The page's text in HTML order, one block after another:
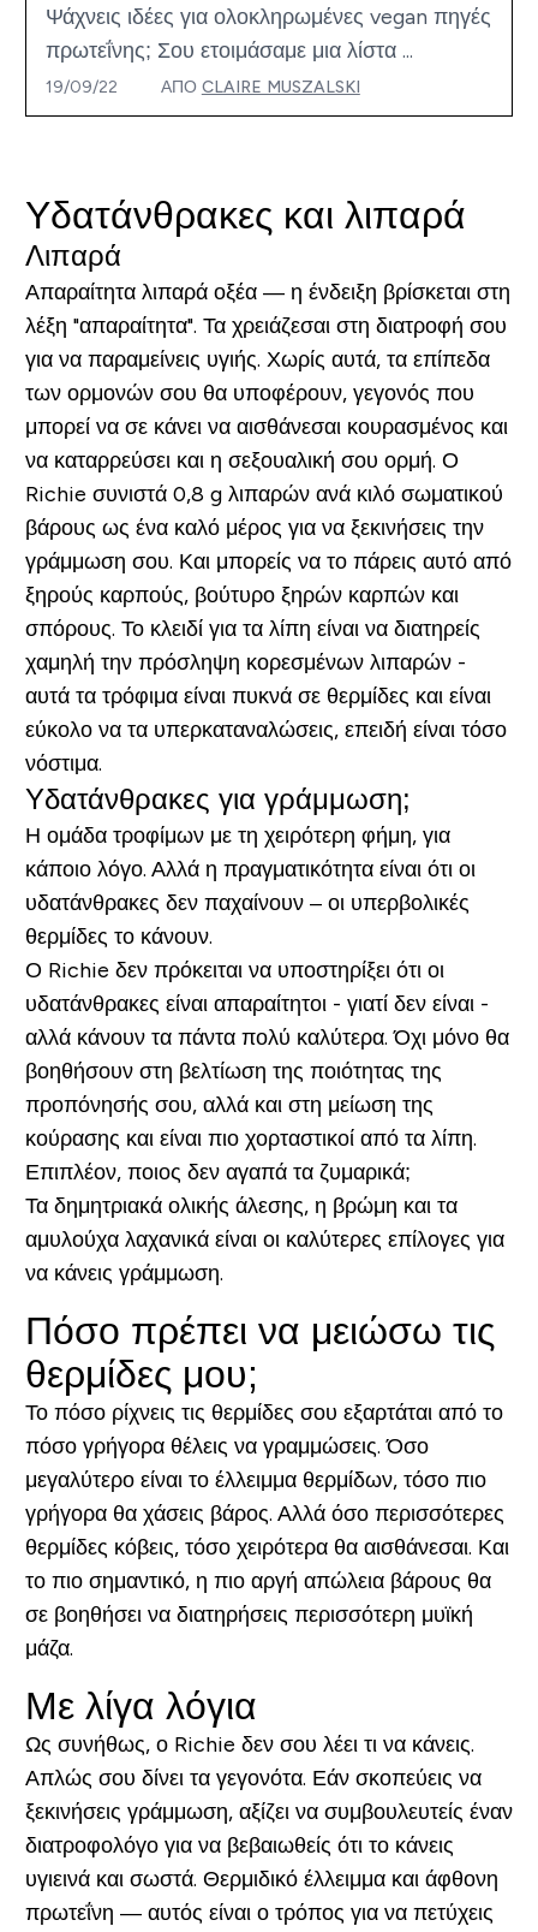
Ψάχνεις ιδέες για ολοκληρωμένες vegan πηγές
πρωτεΐνης; Σου ετοιμάσαμε μια λίστα ...
19/09/22 ΑΠΌ CLAIRE MUSZALSKI
Υδατάνθρακες και λιπαρά
Λιπαρά
Απαραίτητα λιπαρά οξέα — η ένδειξη βρίσκεται στη
λέξη "απαραίτητα". Τα χρειάζεσαι στη διατροφή σου
για να παραμείνεις υγιής. Χωρίς αυτά, τα επίπεδα
των ορμονών σου θα υποφέρουν, γεγονός που
μπορεί να σε κάνει να αισθάνεσαι κουρασμένος και
να καταρρεύσει και η σεξουαλική σου ορμή. Ο
Richie συνιστά 0,8 g λιπαρών ανά κιλό σωματικού
βάρους ως ένα καλό μέρος για να ξεκινήσεις την
γράμμωση σου. Και μπορείς να το πάρεις αυτό από
ξηρούς καρπούς, βούτυρο ξηρών καρπών και
σπόρους. Το κλειδί για τα λίπη είναι να διατηρείς
χαμηλή την πρόσληψη κορεσμένων λιπαρών -
αυτά τα τρόφιμα είναι πυκνά σε θερμίδες και είναι
εύκολο να τα υπερκαταναλώσεις, επειδή είναι τόσο
νόστιμα.
Υδατάνθρακες για γράμμωση;
Η ομάδα τροφίμων με τη χειρότερη φήμη, για
κάποιο λόγο. Αλλά η πραγματικότητα είναι ότι οι
υδατάνθρακες δεν παχαίνουν – οι υπερβολικές
θερμίδες το κάνουν.
Ο Richie δεν πρόκειται να υποστηρίξει ότι οι
υδατάνθρακες είναι απαραίτητοι - γιατί δεν είναι -
αλλά κάνουν τα πάντα πολύ καλύτερα. Όχι μόνο θα
βοηθήσουν στη βελτίωση της ποιότητας της
προπόνησής σου, αλλά και στη μείωση της
κούρασης και είναι πιο χορταστικοί από τα λίπη.
Επιπλέον, ποιος δεν αγαπά τα ζυμαρικά;
Τα δημητριακά ολικής άλεσης, η βρώμη και τα
αμυλούχα λαχανικά είναι οι καλύτερες επίλογες για
να κάνεις γράμμωση.
Πόσο πρέπει να μειώσω τις
θερμίδες μου;
Το πόσο ρίχνεις τις θερμίδες σου εξαρτάται από το
πόσο γρήγορα θέλεις να γραμμώσεις. Όσο
μεγαλύτερο είναι το έλλειμμα θερμίδων, τόσο πιο
γρήγορα θα χάσεις βάρος. Αλλά όσο περισσότερες
θερμίδες κόβεις, τόσο χειρότερα θα αισθάνεσαι. Και
το πιο σημαντικό, η πιο αργή απώλεια βάρους θα
σε βοηθήσει να διατηρήσεις περισσότερη μυϊκή
μάζα.
Με λίγα λόγια
Ως συνήθως, ο Richie δεν σου λέει τι να κάνεις.
Απλώς σου δίνει τα γεγονότα. Εάν σκοπεύεις να
ξεκινήσεις γράμμωση, αξίζει να συμβουλευτείς έναν
διατροφολόγο για να βεβαιωθείς ότι το κάνεις
υγιεινά και σωστά. Θερμιδικό έλλειμμα και άφθονη
πρωτεΐνη — αυτός είναι ο τρόπος για να πετύχεις